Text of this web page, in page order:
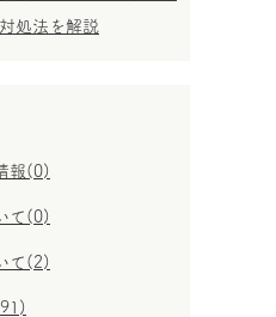
処法を解説
報(0)
て(0)
て(2)